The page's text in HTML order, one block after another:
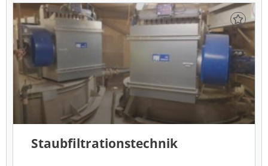
Staubfiltrationstechnik